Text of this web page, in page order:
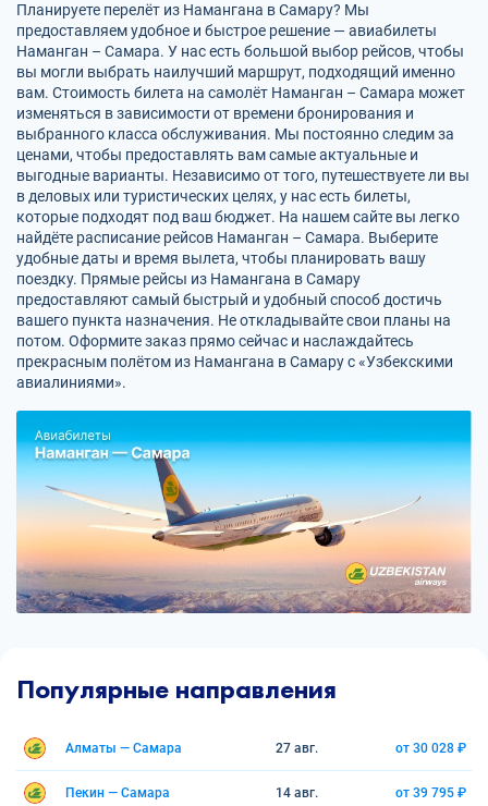
Планируете перелёт из Намангана в Самару? Мы
предоставляем удобное и быстрое решение — авиабилеты
Наманган – Самара. У нас есть большой выбор рейсов, чтобы
вы могли выбрать наилучший маршрут, подходящий именно
вам. Стоимость билета на самолёт Наманган – Самара может
изменяться в зависимости от времени бронирования и
выбранного класса обслуживания. Мы постоянно следим за
ценами, чтобы предоставлять вам самые актуальные и
выгодные варианты. Независимо от того, путешествуете ли вы
в деловых или туристических целях, у нас есть билеты,
которые подходят под ваш бюджет. На нашем сайте вы легко
найдёте расписание рейсов Наманган – Самара. Выберите
удобные даты и время вылета, чтобы планировать вашу
поездку. Прямые рейсы из Намангана в Самару
предоставляют самый быстрый и удобный способ достичь
вашего пункта назначения. Не откладывайте свои планы на
потом. Оформите заказ прямо сейчас и наслаждайтесь
прекрасным полётом из Намангана в Самару с «Узбекскими
авиалиниями».
Популярные направления
Алматы — Самара 27 авг. от 30 028 ₽
Пекин — Самара 14 авг. от 39 795 ₽